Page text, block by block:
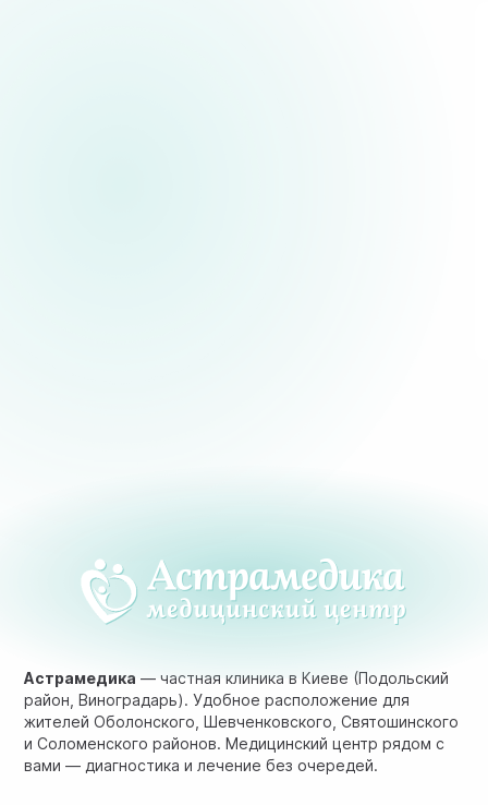
Астрамедика — частная клиника в Киеве (Подольский
район, Виноградарь). Удобное расположение для
жителей Оболонского, Шевченковского, Святошинского
и Соломенского районов. Медицинский центр рядом с
вами — диагностика и лечение без очередей.